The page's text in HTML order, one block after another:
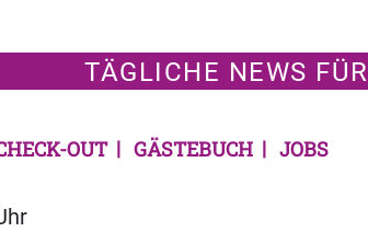
TÄGLICHE NEWS
OUT GÄSTEBUCH JOBS